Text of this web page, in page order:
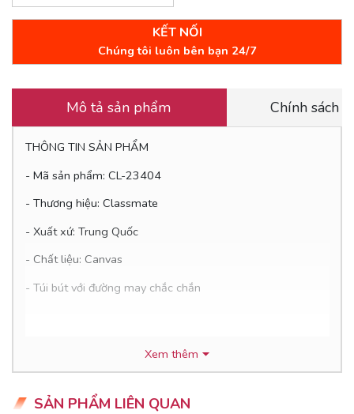
KẾT NỐI
Chúng tôi luôn bên bạn 24/7
Mô tả sản phẩm Chính sách
THÔNG TIN SẢN PHẨM
- Mã sản phẩm: CL-23404
- Thương hiệu: Classmate
- Xuất xứ: Trung Quốc
- Chất liệu: Canvas
- Túi bút với đường may chắc chắn
- Chất liệu cao cấp, màu sắc bền đẹp, tươi sáng.
- Túi bút may 3 lớp chắc chắn, đẹp từng đường kim mũi chỉ.
Xem thêm
SẢN PHẨM LIÊN QUAN